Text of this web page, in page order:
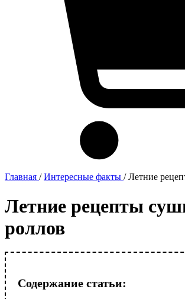
Главная / Интересные факты / Летние
Летние рецепты
роллов
Содержание статьи: